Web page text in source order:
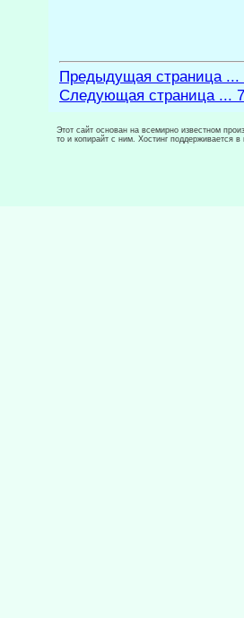
Предыдущая страница ...
Следующая страница ...
Этот сайт основан на всемирно известном
то и копирайт с ним. Хостинг поддерживается